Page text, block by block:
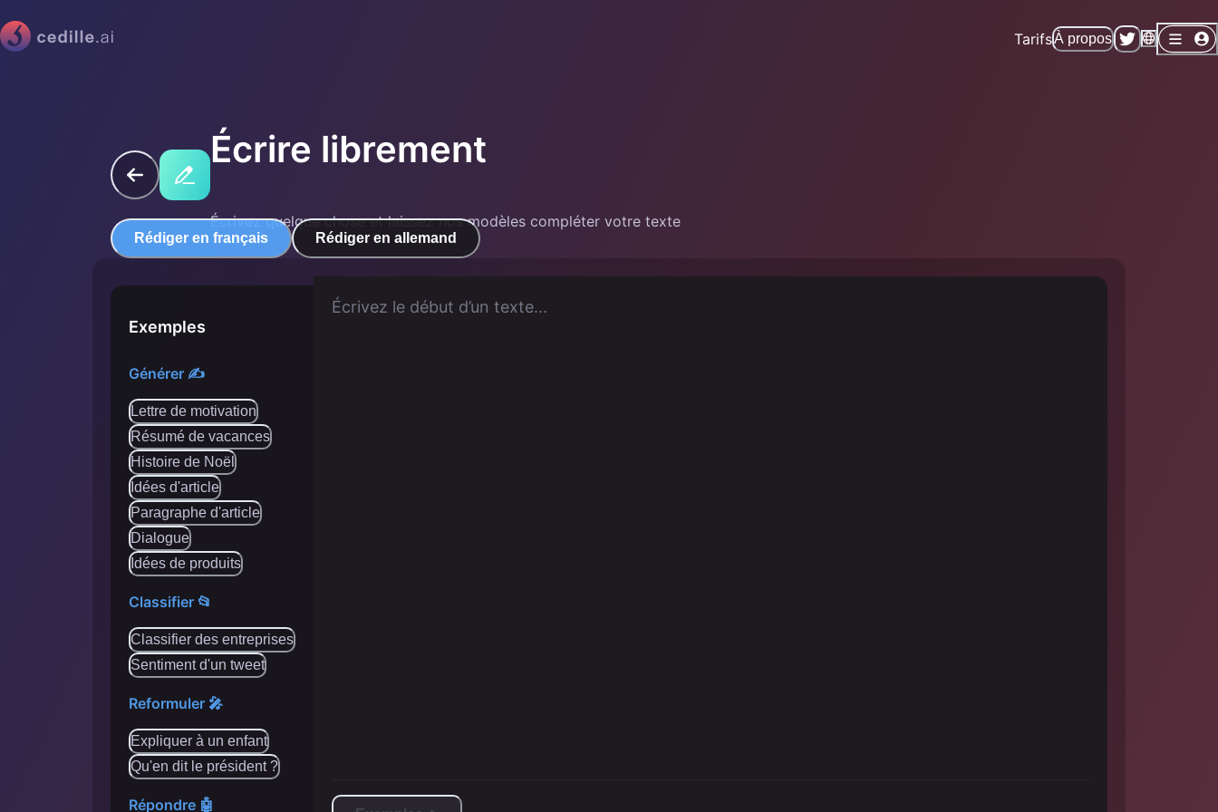
TarifsÀ propos
Écrire librement
Écrivez quelque chose et laissez nos modèles compléter votre texte
Rédiger en français Rédiger en allemand
Exemples
Générer ✍️
Lettre de motivation
Résumé de vacances
Histoire de Noël
Idées d'article
Paragraphe d'article
Dialogue
Idées de produits
Classifier 📂
Classifier des entreprises
Sentiment d'un tweet
Reformuler 🎤
Expliquer à un enfant
Qu'en dit le président ?
Répondre 🤖